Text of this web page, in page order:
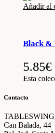
Añadir al
Black &
5.85€
Esta
Contacto
Can Balada, 44